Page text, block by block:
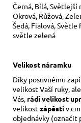
Černá, Bílá, Světlejší
Okrová, Růžová,
Šedá, Fialová,
světle zelená
Velikost náramku
Díky posuvnému
velikost Vaší ruky,
Vás, rádi velikost
velikostzápěstív
objednávky (označit